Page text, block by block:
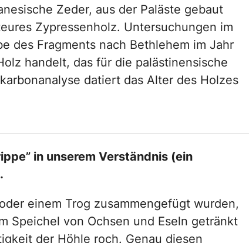
Zeder, aus der Paläste gebaut
Zypressenholz. Untersuchungen im
des Fragments nach Bethlehem im Jahr
handelt, das für die palästinensische
datiert das Alter des Holzes
in unserem Verständnis (ein
einem Trog zusammengefügt wurden,
Speichel von Ochsen und Eseln getränkt
der Höhle roch. Genau diesen